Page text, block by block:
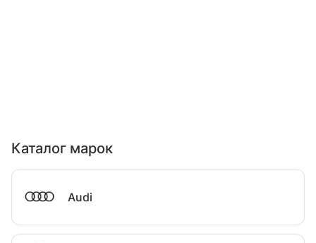
Каталог марок
Audi